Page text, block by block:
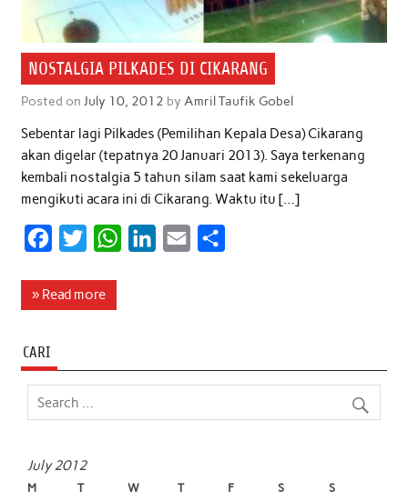
NOSTALGIA PILKADES DI CIKARANG
Posted on July 10, 2012 by Amril Taufik Gobel
Sebentar lagi Pilkades (Pemilihan Kepala Desa) Cikarang
akan digelar (tepatnya 20 Januari 2013). Saya terkenang
kembali nostalgia 5 tahun silam saat kami sekeluarga
mengikuti acara ini di Cikarang. Waktu itu […]
c
o
o
i
e
W
A
d
» Read more
CARI
July 2012
M T W T F S S